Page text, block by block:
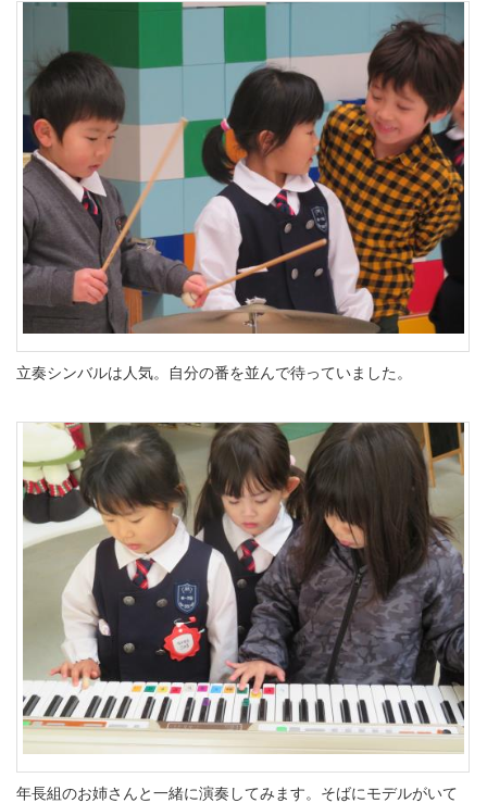
立奏シンバルは人気。自分の番を並んで待っていました。
年長組のお姉さんと一緒に演奏してみます。そばにモデルがいて